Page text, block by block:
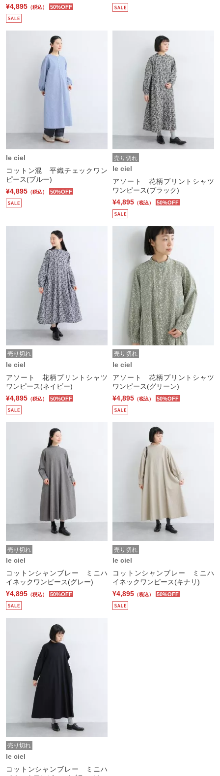
¥4,895 （税込） 50%OFF
le ciel
コットン混 平織チェックワン
ピース(ブルー)
¥4,895 （税込） 50%OFF
売り切れ
le ciel
アソート 花柄プリントシャツ
ワンピース(ブラック)
¥4,895 （税込） 50%OFF
売り切れ
le ciel
アソート 花柄プリントシャツ
ワンピース(ネイビー)
¥4,895 （税込） 50%OFF
売り切れ
le ciel
アソート 花柄プリントシャツ
ワンピース(グリーン)
¥4,895 （税込） 50%OFF
売り切れ
le ciel
コットンシャンブレー ミニハ
イネックワンピース(グレー)
¥4,895 （税込） 50%OFF
売り切れ
le ciel
コットンシャンブレー ミニハ
イネックワンピース(キナリ)
¥4,895 （税込） 50%OFF
売り切れ
le ciel
コットンシャンブレー ミニハ